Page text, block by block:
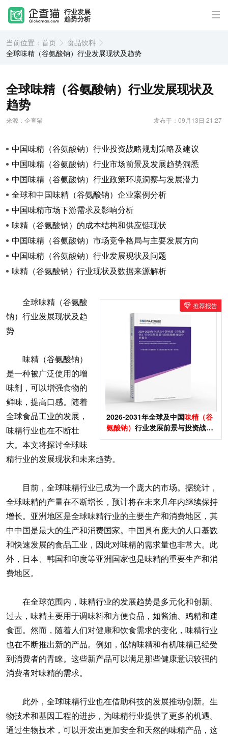
行业发展
趋势分析
当前位置： 首页
食品饮料
全球味精（谷氨酸钠）行业发展现状及趋势
全球味精（谷氨酸钠）行业发展现状及
趋势
来源：企查猫 发布于：09月13日 21:27
中国味精（谷氨酸钠）行业投资战略规划策略及建议
中国味精（谷氨酸钠）行业市场前景及发展趋势洞悉
中国味精（谷氨酸钠）行业政策环境洞察与发展潜力
全球和中国味精（谷氨酸钠）企业案例分析
中国味精市场下游需求及影响分析
味精（谷氨酸钠）的成本结构和供应链现状
中国味精（谷氨酸钠）市场竞争格局与主要发展方向
中国味精（谷氨酸钠）行业发展现状及问题
味精（谷氨酸钠）行业现状及数据来源解析
推荐报告
2026-2031年全球及中国味精（谷
氨酸钠） 行业发展前景与投资战略
规划分析报告
全球味精（谷氨酸
钠）行业发展现状及趋
势
味精（谷氨酸钠）
是一种被广泛使用的增
味剂，可以增强食物的
鲜味，提高口感。随着
全球食品工业的发展，
味精行业也在不断壮
大。本文将探讨全球味
精行业的发展现状和未来趋势。
目前，全球味精行业已成为一个庞大的市场。据统计，
全球味精的产量在不断增长，预计将在未来几年内继续保持
增长。亚洲地区是全球味精行业的主要生产和消费地区，其
中中国是最大的生产和消费国家。中国具有庞大的人口基数
和快速发展的食品工业，因此对味精的需求量也非常大。此
外，日本、韩国和印度等亚洲国家也是味精的重要生产和消
费地区。
在全球范围内，味精行业的发展趋势是多元化和创新。
过去，味精主要用于调味料和方便食品，如酱油、鸡精和速
食面。然而，随着人们对健康和饮食需求的变化，味精行业
也在不断推出新的产品。例如，低钠味精和有机味精已经受
到消费者的青睐。这些新产品可以满足那些健康意识较强的
消费者对味精的需求。
此外，全球味精行业也在借助科技的发展推动创新。生
物技术和基因工程的进步，为味精行业提供了更多的机遇。
通过生物技术，可以开发出更加安全和天然的味精产品，这